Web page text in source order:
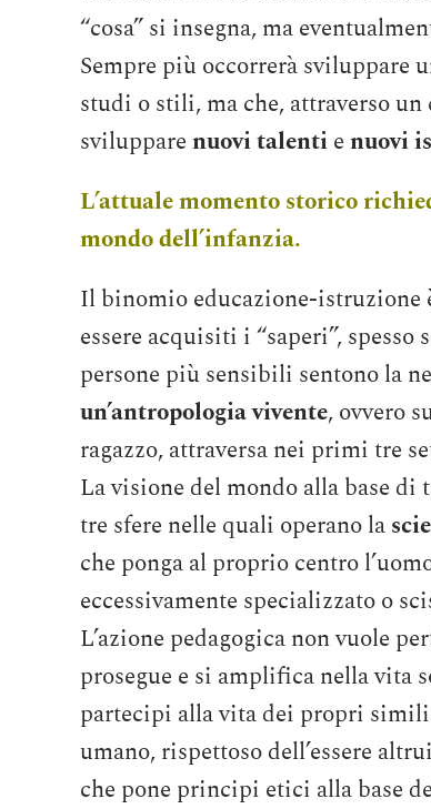
“cosa” si insegna, ma
Sempre più occorrerà sviluppare
studi o stili, ma che, attraverso
svilupparenuovi talentienuovi
L’attuale momento storico
mondo dell’infanzia.
Il binomio educazione-istruzione
essere acquisiti i “saperi”,
persone più sensibili sentono la
un’antropologia vivente, ovvero
ragazzo, attraversa nei primi tre
La visione del mondo alla base di
tre sfere nelle quali operano la
che ponga al proprio centro
eccessivamente specializzato o
L’azione pedagogica non vuole
prosegue e si amplifica nella vita
partecipi alla vita dei propri
umano, rispettoso dell’essere
che pone principi etici alla base